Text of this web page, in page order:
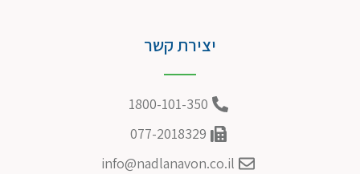
יצירת קשר
1800-101-350
077-2018329
info@nadlanavon.co.il